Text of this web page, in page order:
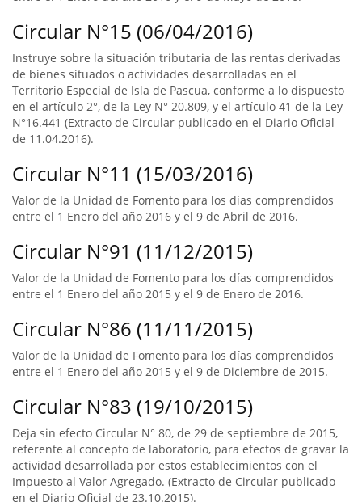
Circular N°15 (06/04/2016)
Instruye sobre la situación tributaria de las rentas derivadas
de bienes situados o actividades desarrolladas en el
Territorio Especial de Isla de Pascua, conforme a lo dispuesto
en el artículo 2°, de la Ley N° 20.809, y el artículo 41 de la Ley
N°16.441 (Extracto de Circular publicado en el Diario Oficial
de 11.04.2016).
Circular N°11 (15/03/2016)
Valor de la Unidad de Fomento para los días comprendidos
entre el 1 Enero del año 2016 y el 9 de Abril de 2016.
Circular N°91 (11/12/2015)
Valor de la Unidad de Fomento para los días comprendidos
entre el 1 Enero del año 2015 y el 9 de Enero de 2016.
Circular N°86 (11/11/2015)
Valor de la Unidad de Fomento para los días comprendidos
entre el 1 Enero del año 2015 y el 9 de Diciembre de 2015.
Circular N°83 (19/10/2015)
Deja sin efecto Circular N° 80, de 29 de septiembre de 2015,
referente al concepto de laboratorio, para efectos de gravar la
actividad desarrollada por estos establecimientos con el
Impuesto al Valor Agregado. (Extracto de Circular publicado
en el Diario Oficial de 23.10.2015).